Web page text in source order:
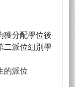
獲分配學位後
二派位組別學
的派位